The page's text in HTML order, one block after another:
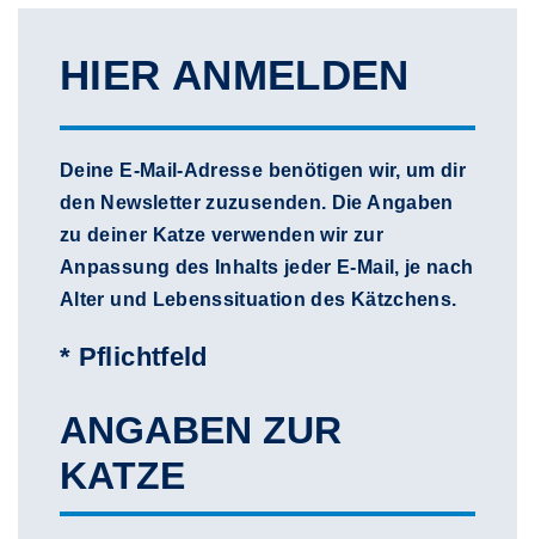
HIER ANMELDEN
Deine E-Mail-Adresse benötigen wir, um dir
den Newsletter zuzusenden. Die Angaben
zu deiner Katze verwenden wir zur
Anpassung des Inhalts jeder E-Mail, je nach
Alter und Lebenssituation des Kätzchens.
* Pflichtfeld
ANGABEN ZUR
KATZE